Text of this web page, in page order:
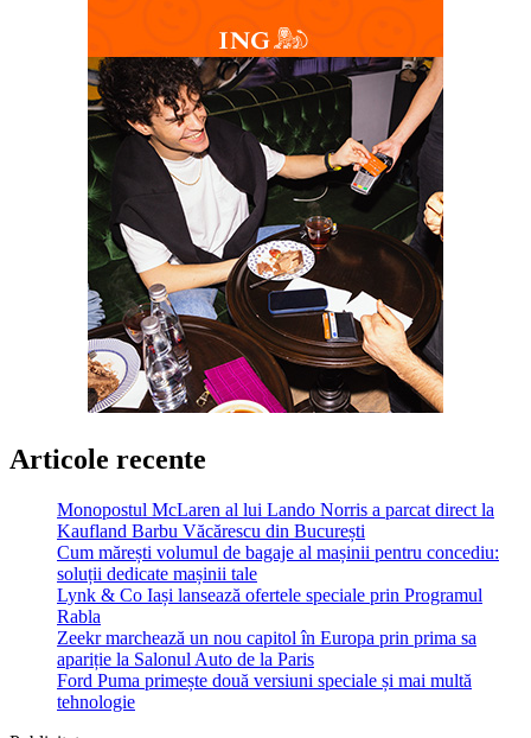
Articole recente
Monopostul McLaren al lui Lando Norris a parcat direct la
Kaufland Barbu Văcărescu din București
Cum mărești volumul de bagaje al mașinii pentru concediu:
soluții dedicate mașinii tale
Lynk & Co Iași lansează ofertele speciale prin Programul
Rabla
Zeekr marchează un nou capitol în Europa prin prima sa
apariție la Salonul Auto de la Paris
Ford Puma primește două versiuni speciale și mai multă
tehnologie